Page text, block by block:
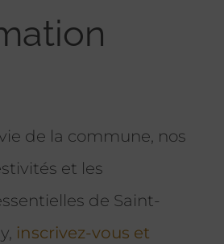
de la commune, nos
et les
de Saint-
inscrivez-vous et